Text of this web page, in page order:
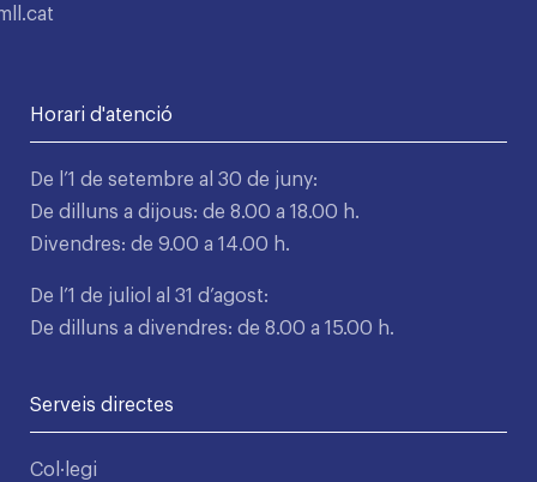
Horari d'atenció
De l’1 de setembre al 30 de juny:
De dilluns a dijous: de 8.00 a 18.00 h.
Divendres: de 9.00 a 14.00 h.
De l’1 de juliol al 31 d’agost:
De dilluns a divendres: de 8.00 a 15.00 h.
Serveis directes
Col·legi